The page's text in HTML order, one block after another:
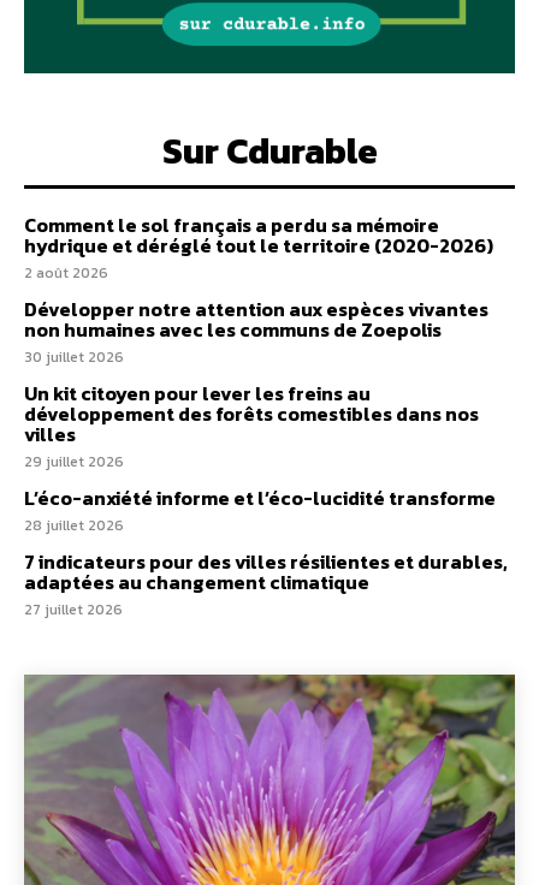
Sur Cdurable
Comment le sol français a perdu sa mémoire
hydrique et déréglé tout le territoire (2020-2026)
2 août 2026
Développer notre attention aux espèces vivantes
non humaines avec les communs de Zoepolis
30 juillet 2026
Un kit citoyen pour lever les freins au
développement des forêts comestibles dans nos
villes
29 juillet 2026
L’éco-anxiété informe et l’éco-lucidité transforme
28 juillet 2026
7 indicateurs pour des villes résilientes et durables,
adaptées au changement climatique
27 juillet 2026